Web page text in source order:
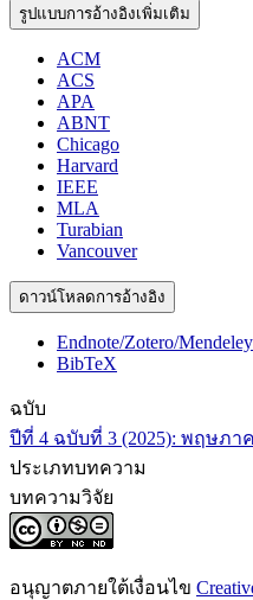
รูปแบบการอ้างอิงเพิ่มเติม
ACM
ACS
APA
ABNT
Chicago
Harvard
IEEE
MLA
Turabian
Vancouver
ดาวน์โหลดการอ้างอิง
Endnote/Zotero/
BibTeX
ฉบับ
ปีที่ 4 ฉบับที่ 3 (2025): พฤษภา
ประเภทบทความ
บทความวิจัย
อนุญาตภายใต้เงื่อนไข